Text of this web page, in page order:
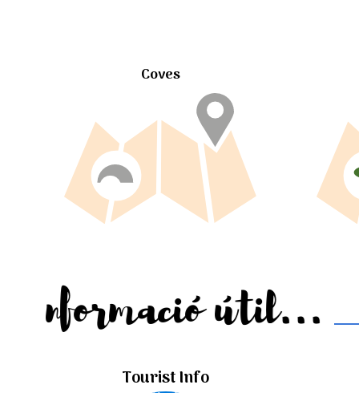
Coves
Informació útil...
Tourist Info